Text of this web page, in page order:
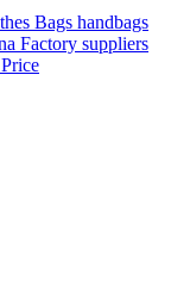
Bags handbags
Factory suppliers